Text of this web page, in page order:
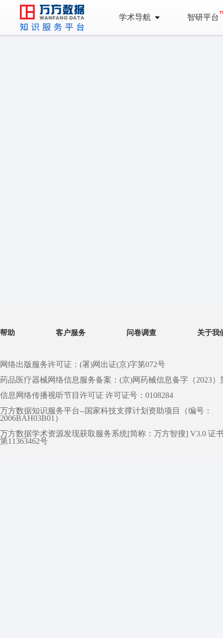
学术导航 智研平台
帮助 客户服务 问卷调查 关于我
网络出版服务许可证：(署)网出证(京)字第072号
药品医疗器械网络信息服务备案：(京)网药械信息备字（2023）
信息网络传播视听节目许可证 许可证号：0108284
万方数据知识服务平台--国家科技支撑计划资助项目（编号：
2006BAH03B01）
万方数据学术资源发现获取服务系统[简称：万方智搜] V3.0 证
第11363462号